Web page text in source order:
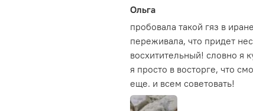
42% натуральных
оригинальное
умеренная
удобный формат
Конфеты гяз в
открывает для себя
в руках и выглядят
Ольга
пробовала такой гяз в
переживала, что придет
восхитительный! словно я
я просто в восторге, что
еще. и всем советовать!